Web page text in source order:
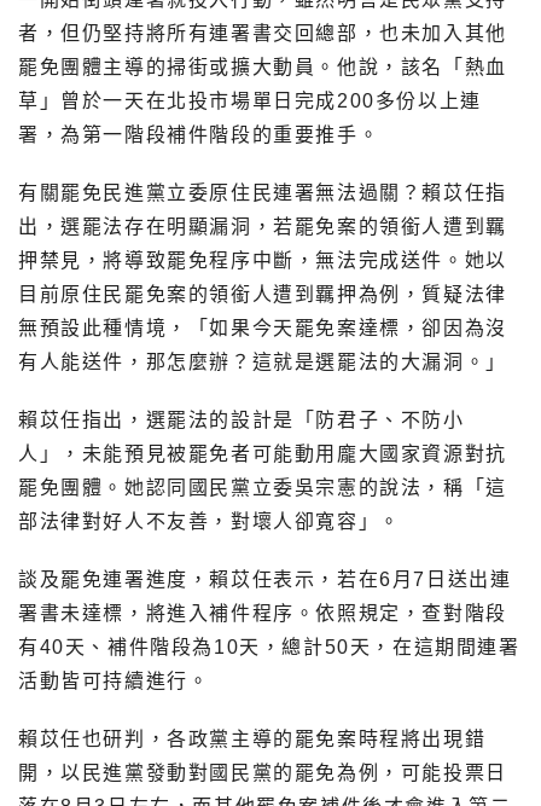
者，但仍堅持將所有連署書交回總部，也未加入其他
罷免團體主導的掃街或擴大動員。他說，該名「熱血
草」曾於一天在北投市場單日完成200多份以上連
署，為第一階段補件階段的重要推手。
有關罷免民進黨立委原住民連署無法過關？賴苡任指
出，選罷法存在明顯漏洞，若罷免案的領銜人遭到羈
押禁見，將導致罷免程序中斷，無法完成送件。她以
目前原住民罷免案的領銜人遭到羈押為例，質疑法律
無預設此種情境，「如果今天罷免案達標，卻因為沒
有人能送件，那怎麼辦？這就是選罷法的大漏洞。」
賴苡任指出，選罷法的設計是「防君子、不防小
人」，未能預見被罷免者可能動用龐大國家資源對抗
罷免團體。她認同國民黨立委吳宗憲的說法，稱「這
部法律對好人不友善，對壞人卻寬容」。
談及罷免連署進度，賴苡任表示，若在6月7日送出連
署書未達標，將進入補件程序。依照規定，查對階段
有40天、補件階段為10天，總計50天，在這期間連署
活動皆可持續進行。
賴苡任也研判，各政黨主導的罷免案時程將出現錯
開，以民進黨發動對國民黨的罷免為例，可能投票日